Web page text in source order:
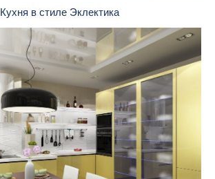
Кухня в стиле Эклектика